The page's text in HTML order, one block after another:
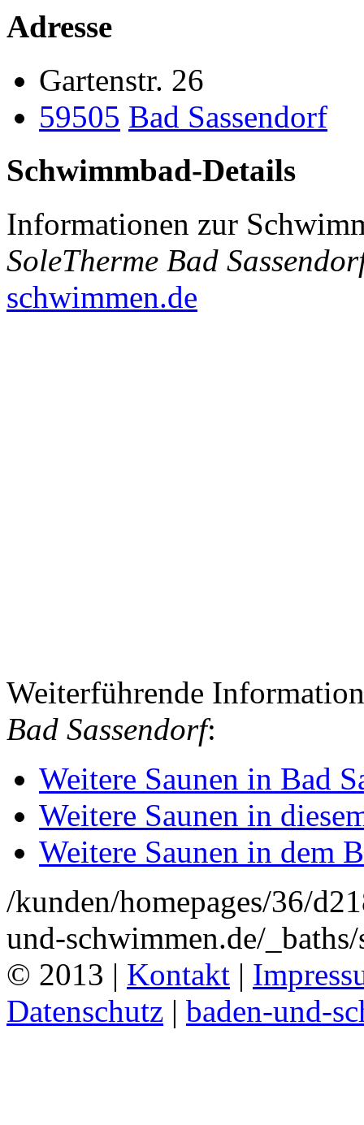
Adresse
Gartenstr. 26
59505 Bad Sassendorf
Schwimmbad-Details
Informationen zur
SoleTherme Bad
schwimmen.de
Weiterführende
Bad Sassendorf:
Weitere Saunen in Bad
Weitere Saunen in
Weitere Saunen in dem
/kunden/homepages/36/
und-schwimmen.de/
© 2013 | Kontakt |
Datenschutz | baden-und-